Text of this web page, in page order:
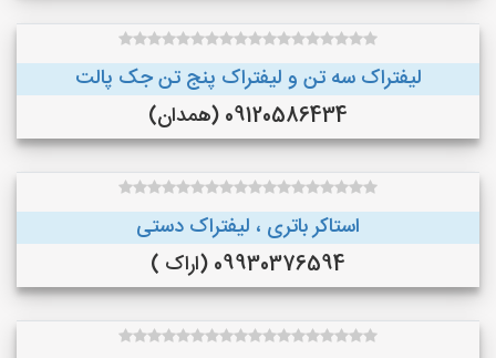
لیفتراک سه تن و لیفتراک پنج تن جک پالت
09120586434 (همدان)
استاکر باتری ، لیفتراک دستی
09930376594 (اراک )